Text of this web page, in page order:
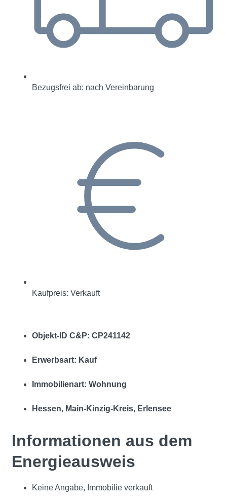
Bezugsfrei ab: nach Vereinbarung
Kaufpreis: Verkauft
Objekt-ID C&P: CP241142
Erwerbsart: Kauf
Immobilienart: Wohnung
Hessen, Main-Kinzig-Kreis, Erlensee
Informationen aus dem
Energieausweis
Keine Angabe, Immobilie verkauft